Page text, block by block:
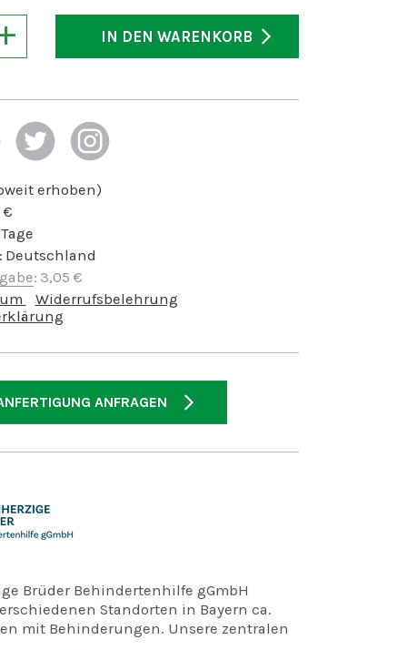
IN DEN WARENKORB
erhoben)
€
Deutschland
: 3,05 €
Widerrufsbelehrung
ANFRAGEN
Brüder Behindertenhilfe gGmbH
Standorten in Bayern ca.
mit Behinderungen. Unsere zentralen